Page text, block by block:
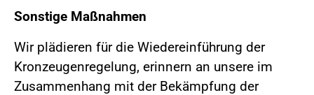
Sonstige Maßnahmen
Wir plädieren für die Wiedereinführung der
Kronzeugenregelung, erinnern an unsere im
Zusammenhang mit der Bekämpfung der